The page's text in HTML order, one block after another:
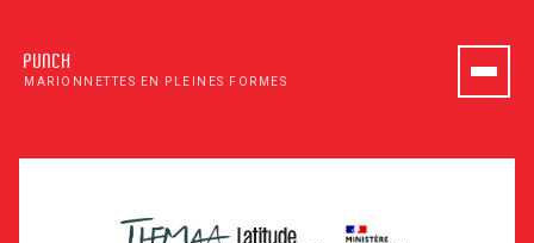
PUNCH
MARIONNETTES EN PLEINES FORMES